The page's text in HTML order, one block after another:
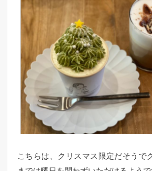
こちらは、クリスマス限定だそうで